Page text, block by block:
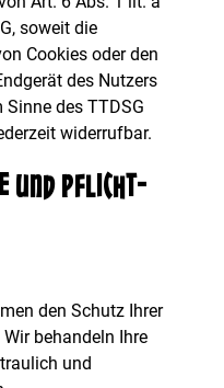
soweit die
Cookies oder den
des Nutzers
des TTDSG
widerrufbar.
und Pflicht­
den Schutz Ihrer
behandeln Ihre
und